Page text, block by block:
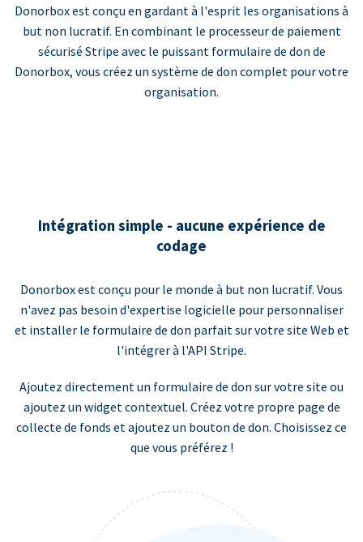
Donorbox est conçu en gardant à l'esprit les organisations à
but non lucratif. En combinant le processeur de paiement
sécurisé Stripe avec le puissant formulaire de don de
Donorbox, vous créez un système de don complet pour votre
organisation.
Intégration simple - aucune expérience de
codage
Donorbox est conçu pour le monde à but non lucratif. Vous
n'avez pas besoin d'expertise logicielle pour personnaliser
et installer le formulaire de don parfait sur votre site Web et
l'intégrer à l'API Stripe.
Ajoutez directement un formulaire de don sur votre site ou
ajoutez un widget contextuel. Créez votre propre page de
collecte de fonds et ajoutez un bouton de don. Choisissez ce
que vous préférez !